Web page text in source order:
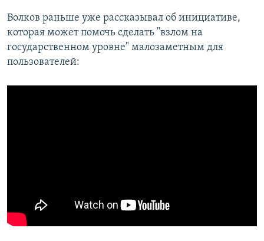
Волков раньше уже рассказывал об инициативе,
которая может помочь сделать "взлом на
государственном уровне" малозаметным для
пользователей: